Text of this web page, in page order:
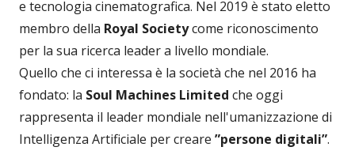
e tecnologia cinematografica. Nel 2019 è stato eletto
membro della Royal Societycome riconoscimento
per la sua ricerca leader a livello mondiale.
Quello che ci interessa è la società che nel 2016 ha
fondato: la Soul Machines Limited che oggi
rappresenta il leader mondiale nell'umanizzazione di
Intelligenza Artificiale per creare ”persone digitali”.